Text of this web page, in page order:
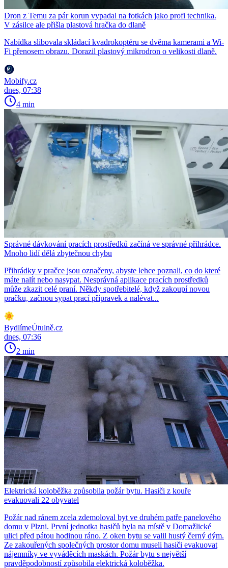
Dron z Temu za pár korun vypadal na fotkách jako profi technika.
V zásilce ale přišla plastová hračka do dlaně
Nabídka slibovala skládací kvadrokoptéru se dvěma kamerami a Wi-
Fi přenosem obrazu. Dorazil plastový mikrodron o velikosti dlaně.
Mobify.cz
dnes, 07:38
4 min
Správné dávkování pracích prostředků začíná ve správné přihrádce.
Mnoho lidí dělá zbytečnou chybu
Přihrádky v pračce jsou označeny, abyste lehce poznali, co do které
máte nalít nebo nasypat. Nesprávná aplikace pracích prostředků
může zkazit celé praní. Někdy spotřebitelé, když zakoupí novou
pračku, začnou sypat prací přípravek a nalévat...
BydlímeÚtulně.cz
dnes, 07:36
2 min
Elektrická koloběžka způsobila požár bytu. Hasiči z kouře
evakuovali 22 obyvatel
Požár nad ránem zcela zdemoloval byt ve druhém patře panelového
domu v Plzni. První jednotka hasičů byla na místě v Domažlické
ulici před pátou hodinou ráno. Z oken bytu se valil hustý černý dým.
Ze zakouřených společných prostor domu museli hasiči evakuovat
nájemníky ve vyváděcích maskách. Požár bytu s největší
pravděpodobností způsobila elektrická koloběžka.